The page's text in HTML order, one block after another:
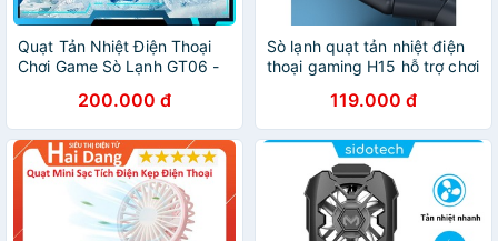
Quạt Tản Nhiệt Điện Thoại
Chơi Game Sò Lạnh GT06 -
nghệ mới - Giảm nhiệt 3s
200.000 đ
Sò lạnh quạt tản nhiệt điện
thoại gaming H15 hỗ trợ chơi
nóng máy119.000 đ